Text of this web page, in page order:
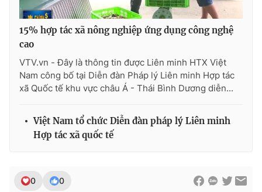
15% hợp tác xã nông nghiệp ứng dụng công nghệ
cao
VTV.vn - Đây là thông tin được Liên minh HTX Việt
Nam công bố tại Diễn đàn Pháp lý Liên minh Hợp tác
xã Quốc tế khu vực châu Á - Thái Bình Dương diễn...
Việt Nam tổ chức Diễn đàn pháp lý Liên minh
Hợp tác xã quốc tế
0 0